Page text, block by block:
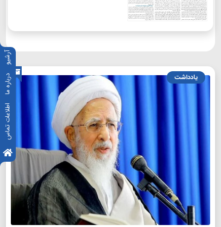
آرشیو
درباره ما
اطلاعات تماس
یادداشت